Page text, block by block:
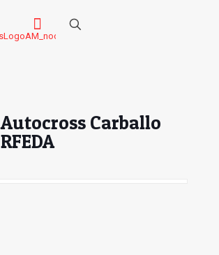
Autocross Carballo
RFEDA